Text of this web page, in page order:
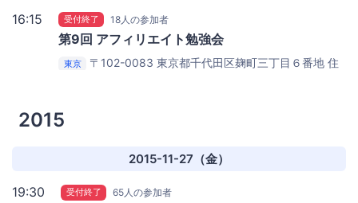
16:15 受付終了 18人の参加者
第9回 アフィリエイト勉強会
東京
〒102-0083 東京都千代田区麹町三丁目６番地 住
2015
2015-11-27（金）
19:30 受付終了 65人の参加者